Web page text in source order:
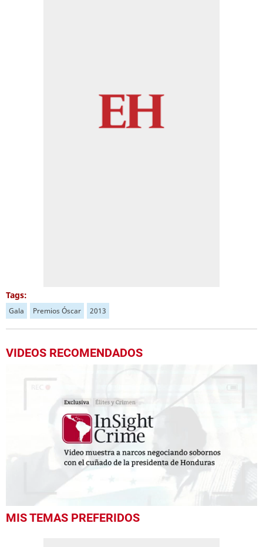
Tags:
Gala Premios Óscar 2013
VIDEOS RECOMENDADOS
seconds
MIS TEMAS PREFERIDOS